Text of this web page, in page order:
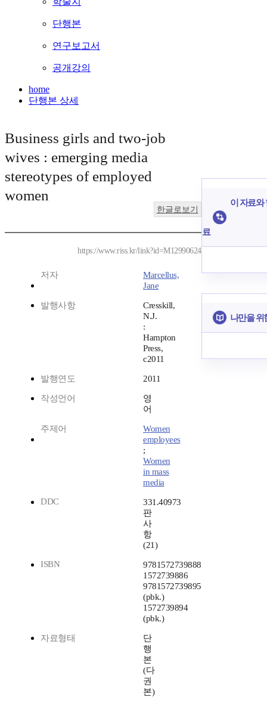
단행본
연구보고서
공개강의
home
단행본 상세
Business girls and two-job
wives : emerging media
stereotypes of employed
women
한글로보기
https://www.riss.kr/link?id=M12990624
저자
Marcellus,
Jane
발행사항
Cresskill,
N.J.
:
Hampton
Press,
c2011
발행연도 2011
작성언어
영
어
주제어
Women
employees
;
Women
in mass
media
DDC
331.40973
판
사
항
(21)
ISBN
9781572739888
1572739886
9781572739895
(pbk.)
1572739894
(pbk.)
자료형태
단
행
본
(다
권
본)
이 자료와
료
나만을 위